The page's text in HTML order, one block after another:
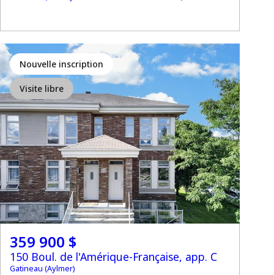
Nouvelle inscription
Visite libre
359 900 $
150 Boul. de l'Amérique-Française, app. C
Gatineau (Aylmer)